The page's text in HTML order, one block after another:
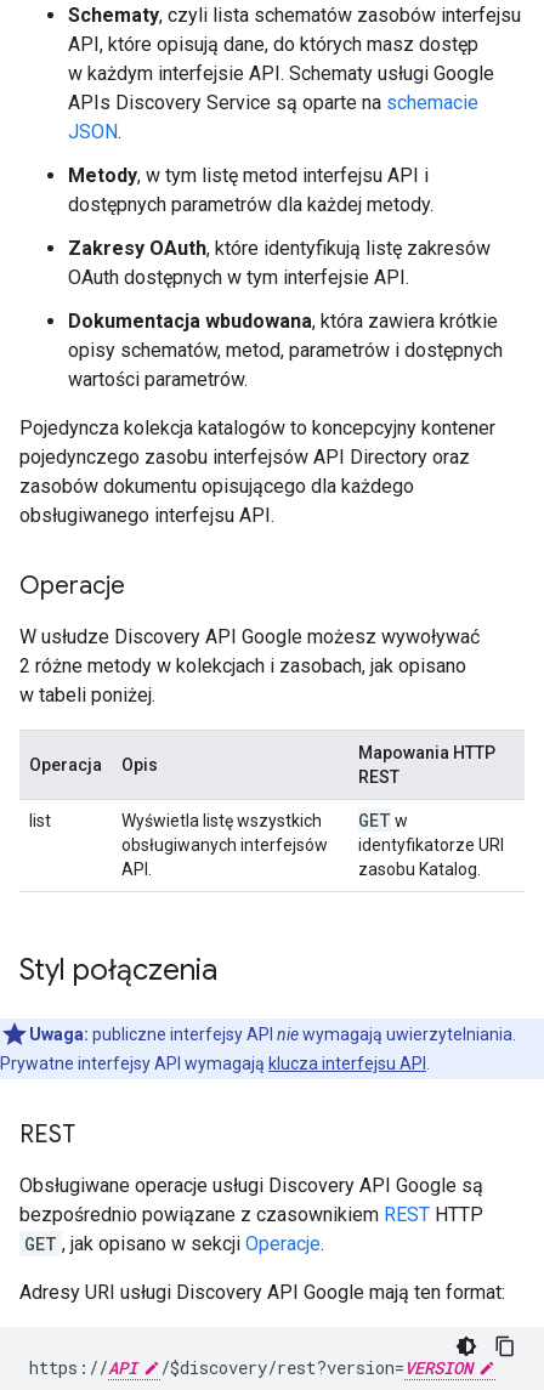
Schematy, czyli lista schematów zasobów interfejsu
API, które opisują dane, do których masz dostęp
w każdym interfejsie API. Schematy usługi Google
APIs Discovery Service są oparte na schemacie
JSON.
Metody, w tym listę metod interfejsu API i
dostępnych parametrów dla każdej metody.
Zakresy OAuth, które identyfikują listę zakresów
OAuth dostępnych w tym interfejsie API.
Dokumentacja wbudowana, która zawiera krótkie
opisy schematów, metod, parametrów i dostępnych
wartości parametrów.
Pojedyncza kolekcja katalogów to koncepcyjny kontener
pojedynczego zasobu interfejsów API Directory oraz
zasobów dokumentu opisującego dla każdego
obsługiwanego interfejsu API.
Operacje
W usłudze Discovery API Google możesz wywoływać
2 różne metody w kolekcjach i zasobach, jak opisano
w tabeli poniżej.
Operacja Opis
Mapowania HTTP
REST
list
Wyświetla listę wszystkich
obsługiwanych interfejsów
API.
GET w
identyfikatorze URI
zasobu Katalog.
Styl połączenia
Uwaga: publiczne interfejsy API niewymagają uwierzytelniania.
Prywatne interfejsy API wymagają klucza interfejsu API
REST
Obsługiwane operacje usługi Discovery API Google są
bezpośrednio powiązane z czasownikiem REST HTTP
GET , jak opisano w sekcji Operacje.
Adresy URI usługi Discovery API Google mają ten format:
https://API /$discovery/rest?version=VERSION